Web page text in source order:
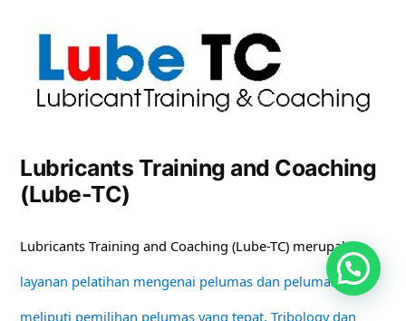
Lubricants Training and Coaching
(Lube-TC)
Lubricants Training and Coaching (Lube-TC) merupakan
layanan pelatihan mengenai pelumas dan pelumasan
meliputi pemilihan pelumas yang tepat, Tribology dan